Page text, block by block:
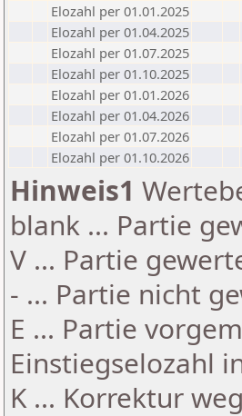
Elozahl per 01.01.2025
Elozahl per 01.04.2025
Elozahl per 01.07.2025
Elozahl per 01.10.2025
Elozahl per 01.01.2026
Elozahl per 01.04.2026
Elozahl per 01.07.2026
Elozahl per 01.10.2026
Hinweis1
blank ... Partie
V ... Partie
- ... Partie nicht
E ... Partie
Einstiegselozahl
K ... Korrektur